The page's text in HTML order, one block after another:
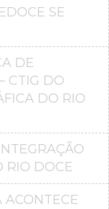
SE
DE
CTIG DO
DO RIO
RIO DOCE
ACONTECE